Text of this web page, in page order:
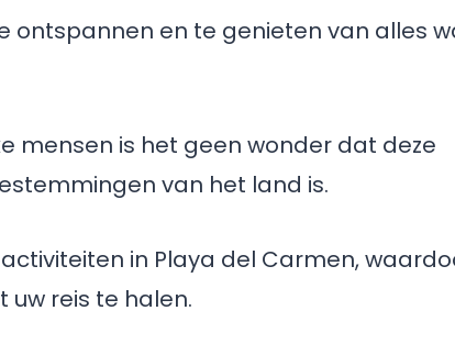
ontspannen en te genieten van alles
mensen is het geen wonder dat deze
van het land is.
in Playa del Carmen,
uw reis te halen.